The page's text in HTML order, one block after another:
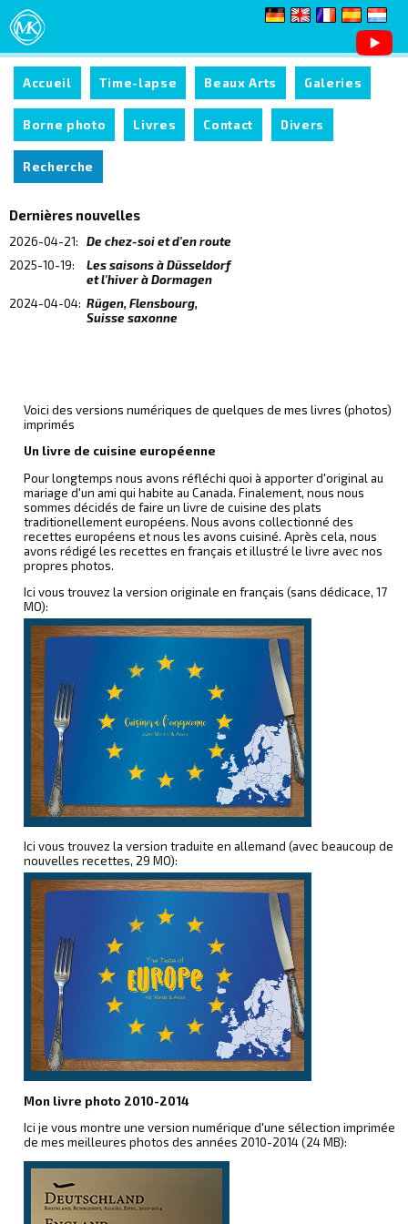
Accueil Time-lapse Beaux Arts Galeries
Borne photo Livres Contact Divers
Recherche
Dernières nouvelles
2026-04-21:
De chez-soi et d'en route
2025-10-19:
Les saisons à Düsseldorf
et l'hiver à Dormagen
2024-04-04: Rügen, Flensbourg,
Suisse saxonne
Voici des versions numériques de quelques de mes livres (photos)
imprimés
Un livre de cuisine européenne
Pour longtemps nous avons réfléchi quoi à apporter d'original au
mariage d'un ami qui habite au Canada. Finalement, nous nous
sommes décidés de faire un livre de cuisine des plats
traditionellement européens. Nous avons collectionné des
recettes européens et nous les avons cuisiné. Après cela, nous
avons rédigé les recettes en français et illustré le livre avec nos
propres photos.
Ici vous trouvez la version originale en français (sans dédicace, 17
MO):
Ici vous trouvez la version traduite en allemand (avec beaucoup de
nouvelles recettes, 29 MO):
Mon livre photo 2010-2014
Ici je vous montre une version numérique d'une sélection imprimée
de mes meilleures photos des années 2010-2014 (24 MB):